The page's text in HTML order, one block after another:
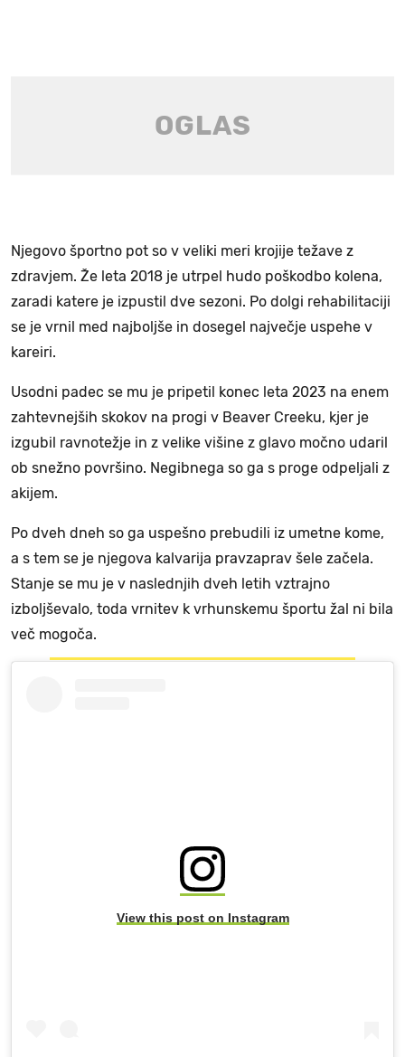
Njegovo športno pot so v veliki meri krojije težave z
zdravjem. Že leta 2018 je utrpel hudo poškodbo kolena,
zaradi katere je izpustil dve sezoni. Po dolgi rehabilitaciji
se je vrnil med najboljše in dosegel največje uspehe v
kareiri.
Usodni padec se mu je pripetil konec leta 2023 na enem
zahtevnejših skokov na progi v Beaver Creeku, kjer je
izgubil ravnotežje in z velike višine z glavo močno udaril
ob snežno površino. Negibnega so ga s proge odpeljali z
akijem.
Po dveh dneh so ga uspešno prebudili iz umetne kome,
a s tem se je njegova kalvarija pravzaprav šele začela.
Stanje se mu je v naslednjih dveh letih vztrajno
izboljševalo, toda vrnitev k vrhunskemu športu žal ni bila
več mogoča.
View this post on Instagram